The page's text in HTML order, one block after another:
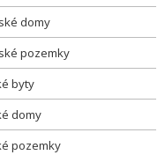
domy
pozemky
byty
domy
pozemky